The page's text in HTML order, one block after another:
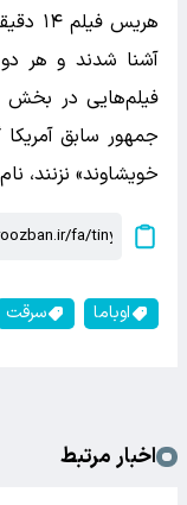
آشنا شدند و هر
فیلم‌هایی در بخش
جمهور سابق آمریکا
خویشاوند» نزنند،
اوباما سرقت
اخبار مرتبط